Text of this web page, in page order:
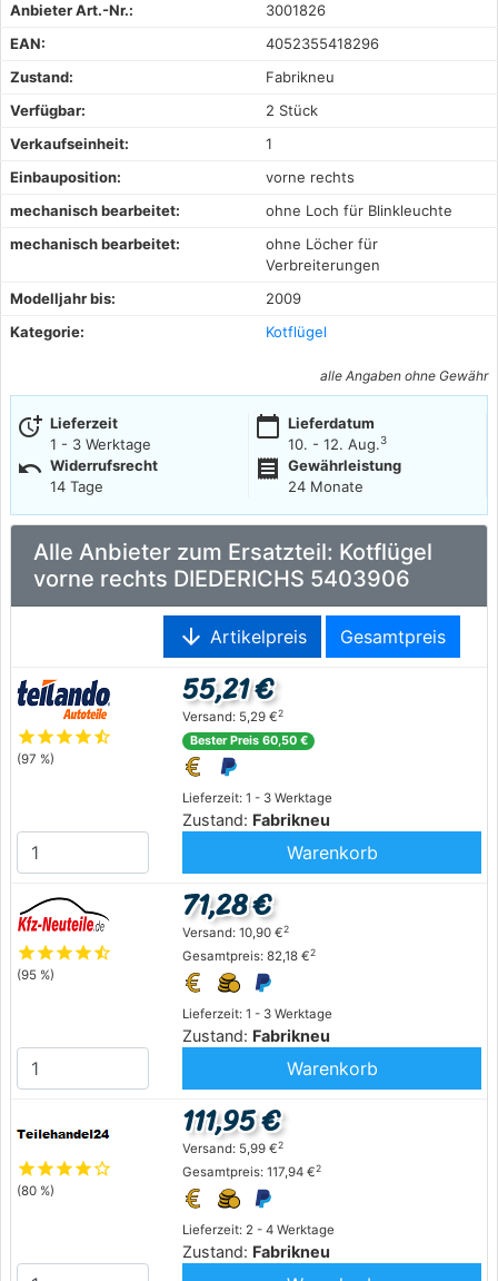
Anbieter Art.-Nr.:
3001826
EAN:
4052355418296
Zustand:
Fabrikneu
Verfügbar:
2 Stück
Verkaufseinheit:
1
Einbauposition:
vorne rechts
mechanisch bearbeitet:
ohne Loch für Blinkleuchte
mechanisch bearbeitet:
ohne Löcher für
Verbreiterungen
Modelljahr bis:
2009
Kategorie:
Kotflügel
alle Angaben ohne Gewähr
more_time Lieferzeit
1 - 3 Werktage
calendar_today Lieferdatum
10. - 12. Aug.3
undo Widerrufsrecht
14 Tage
receipt
Gewährleistung
24 Monate
Alle Anbieter zum Ersatzteil: Kotflügel
vorne rechts DIEDERICHS 5403906
arrow_downward Artikelpreis Gesamtpreis
starstarstarstarstar_half
(97 %)
Lieferzeit: 1 - 3 Werktage
Zustand: Fabrikneu
55,21 €
Versand: 5,29 €2
Bester Preis 60,50 €
Warenkorb
starstarstarstarstar_half
(95 %)
Lieferzeit: 1 - 3 Werktage
Zustand: Fabrikneu
71,28 €
Versand: 10,90 €2
Gesamtpreis: 82,18 €2
Warenkorb
starstarstarstarstar_outline
(80 %)
Lieferzeit: 2 - 4 Werktage
Zustand: Fabrikneu
111,95 €
Versand: 5,99 €2
Gesamtpreis: 117,94 €2